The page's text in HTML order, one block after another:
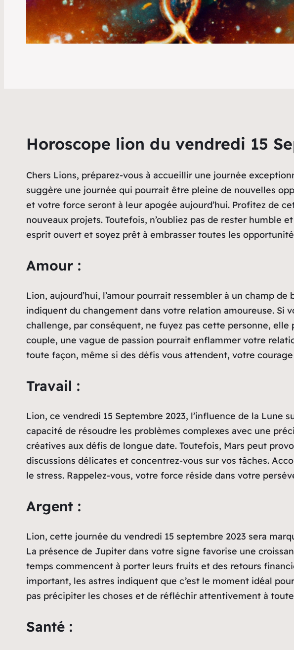
Horoscope lion du vendredi 15
Chers Lions, préparez-vous à accueillir une journée
suggère une journée qui pourrait être pleine de nouvelles
et votre force seront à leur apogée aujourd’hui. Profitez de
nouveaux projets. Toutefois, n’oubliez pas de rester humble
esprit ouvert et soyez prêt à embrasser toutes les
Amour :
Lion, aujourd’hui, l’amour pourrait ressembler à un champ
indiquent du changement dans votre relation amoureuse. Si
challenge, par conséquent, ne fuyez pas cette personne,
couple, une vague de passion pourrait enflammer votre
toute façon, même si des défis vous attendent, votre
Travail :
Lion, ce vendredi 15 Septembre 2023, l’influence de la
capacité de résoudre les problèmes complexes avec une
créatives aux défis de longue date. Toutefois, Mars peut
discussions délicates et concentrez-vous sur vos tâches.
le stress. Rappelez-vous, votre force réside dans votre
Argent :
Lion, cette journée du vendredi 15 septembre 2023 sera
La présence de Jupiter dans votre signe favorise une
temps commencent à porter leurs fruits et des retours
important, les astres indiquent que c’est le moment idéal
pas précipiter les choses et de réfléchir attentivement à
Santé :